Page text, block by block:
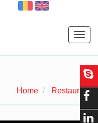
Home Restaurant